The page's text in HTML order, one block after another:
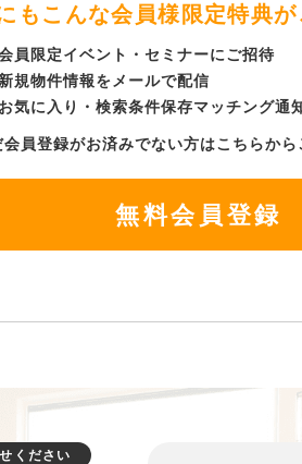
もこんな会員様限定特典が
員限定イベント・セミナーにご招待
新規物件情報をメールで配信
お気に入り・検索条件保存マッチング通
会員登録がお済みでない方はこちらから
無料会員登録
ください